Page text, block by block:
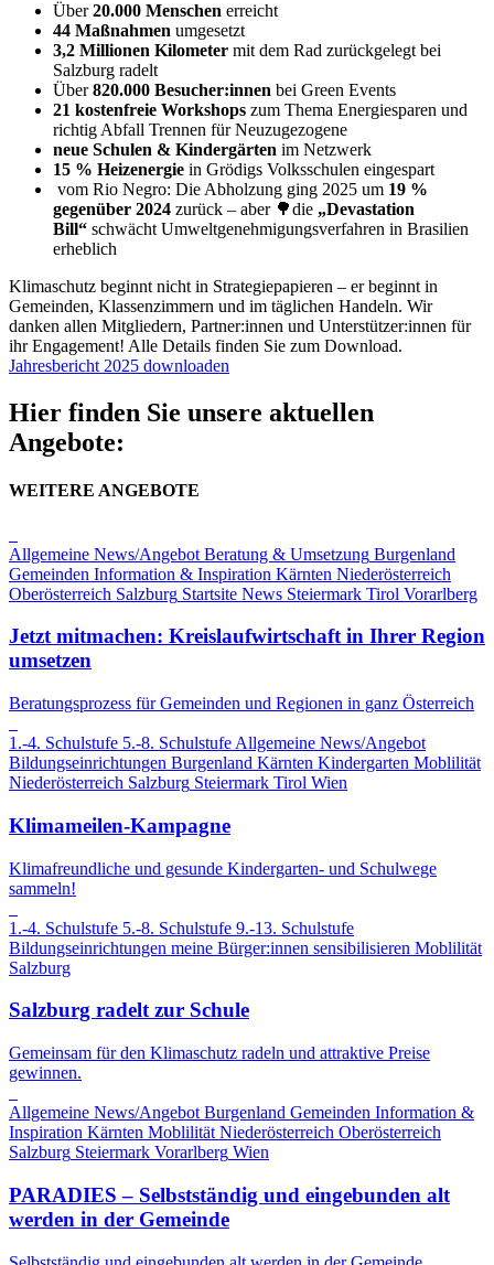
Über20.000 Menschen erreicht
44 Maßnahmen umgesetzt
3,2 Millionen Kilometer mit dem Rad zurückgelegt bei
Salzburg radelt
Über820.000 Besucher:innen bei Green Events
21 kostenfreie Workshops zum Thema Energiesparen und
richtig Abfall Trennen für Neuzugezogene
neue Schulen & Kindergärten im Netzwerk
15 % Heizenergie in Grödigs Volksschulen eingespart
vom Rio Negro: Die Abholzung ging 2025 um 19 %
gegenüber 2024 zurück – aber 🌳die „Devastation
Bill“ schwächt Umweltgenehmigungsverfahren in Brasilien
erheblich
Klimaschutz beginnt nicht in Strategiepapieren – er beginnt in
Gemeinden, Klassenzimmern und im täglichen Handeln. Wir
danken allen Mitgliedern, Partner:innen und Unterstützer:innen für
ihr Engagement! Alle Details finden Sie zum Download.
Jahresbericht 2025 downloaden
Hier finden Sie unsere aktuellen
Angebote:
WEITERE ANGEBOTE
Allgemeine News/Angebot Beratung & Umsetzung Burgenland
Gemeinden Information & Inspiration Kärnten Niederösterreich
Oberösterreich Salzburg Startsite News Steiermark Tirol Vorarlberg
Jetzt mitmachen: Kreislaufwirtschaft in Ihrer Region
umsetzen
Beratungsprozess für Gemeinden und Regionen in ganz Österreich
1.-4. Schulstufe 5.-8. Schulstufe Allgemeine News/Angebot
Bildungseinrichtungen Burgenland Kärnten Kindergarten Moblilität
Niederösterreich Salzburg Steiermark Tirol Wien
Klimameilen-Kampagne
Klimafreundliche und gesunde Kindergarten- und Schulwege
sammeln!
1.-4. Schulstufe 5.-8. Schulstufe 9.-13. Schulstufe
Bildungseinrichtungen meine Bürger:innen sensibilisieren Moblilität
Salzburg
Salzburg radelt zur Schule
Gemeinsam für den Klimaschutz radeln und attraktive Preise
gewinnen.
Allgemeine News/Angebot Burgenland Gemeinden Information &
Inspiration Kärnten Moblilität Niederösterreich Oberösterreich
Salzburg Steiermark Vorarlberg Wien
PARADIES – Selbstständig und eingebunden alt
werden in der Gemeinde